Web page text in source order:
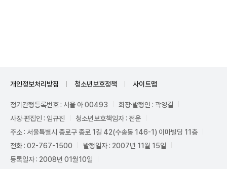
개인정보처리방침 청소년보호정책 사이트맵
정기간행등록번호 : 서울 아 00493
회장·발행인 : 곽영길
사장·편집인 : 임규진
청소년보호책임자 : 전운
주소 : 서울특별시 종로구 종로 1길 42(수송동 146-1) 이마빌딩 11층
전화 : 02-767-1500
발행일자 : 2007년 11월 15일
등록일자 : 2008년 01월10일